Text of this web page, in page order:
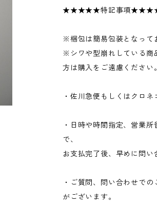
★★★★★特記事項
※梱包は簡易包装となって
※シワや型崩れしている商
方は購入をご遠慮ください。
・佐川急便もしくはクロネ
・日時や時間指定、営業
で、
お支払完了後、早めに問い
・ご質問、問い合わせで
がございます。